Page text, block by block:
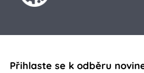
Přihlaste se k odběru